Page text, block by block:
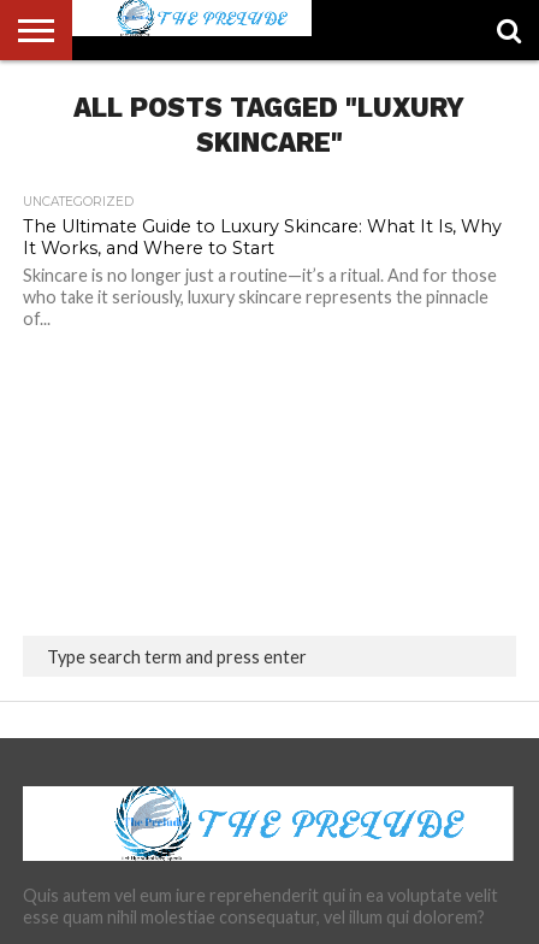
ACCOUNT
AUTHORS
LIST
FULL-
WIDTH
HOME
LATEST
NEWS
LOGIN
LOGOUT
MEMBERS
PASSWORD
RESET
REGISTER
SAMPLE
PAGE
TYPOGRAPHY
USERALL POSTS TAGGED "LUXURY
SKINCARE"
UNCATEGORIZED
The Ultimate Guide to Luxury Skincare: What It Is, Why
It Works, and Where to Start
Skincare is no longer just a routine—it’s a ritual. And for those
who take it seriously, luxury skincare represents the pinnacle
of...
Quis autem vel eum iure reprehenderit qui in ea voluptate velit
esse quam nihil molestiae consequatur, vel illum qui dolorem?